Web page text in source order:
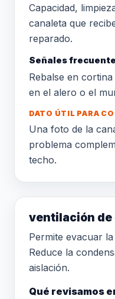
Capacidad,
canaleta que
reparado.
Señales
Rebalse en
en el alero o el
DATO ÚTIL PARA
Una foto de la
problema
techo.
ventilación de
Permite evacuar
Reduce la
aislación.
Qué revisamos